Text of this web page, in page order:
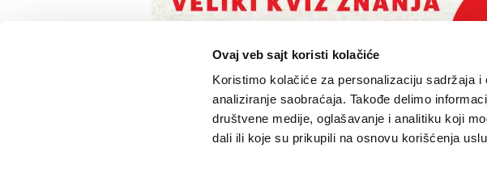
Ovaj veb sajt koristi kolačiće
Koristimo kolačiće za personalizaciju sadržaja
analiziranje saobraćaja. Takođe delimo
društvene medije, oglašavanje i analitiku koji
dali ili koje su prikupili na osnovu korišćenja